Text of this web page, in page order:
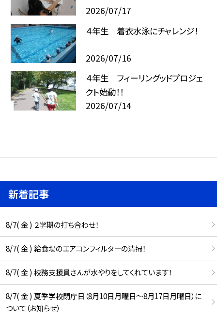
2026/07/17
４年生 着衣水泳にチャレンジ！
2026/07/16
４年生 フィーリングッドプロジェ
クト始動！！
2026/07/14
新着記事
8/7( 金 ) ２学期の打ち合わせ！
8/7( 金 ) 給食場のエアコンフィルターの清掃！
8/7( 金 ) 校務支援員さんが水やりをしてくれています！
8/7( 金 ) 夏季学校閉庁日（8月10日月曜日～8月17日月曜日）に
ついて（お知らせ）